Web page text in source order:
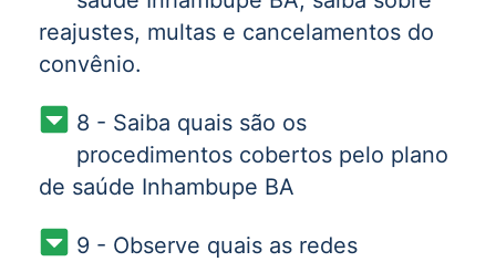
reajustes, multas e cancelamentos do
convênio.
8 - Saiba quais são os
procedimentos cobertos pelo plano
de saúde Inhambupe BA
9 - Observe quais as redes